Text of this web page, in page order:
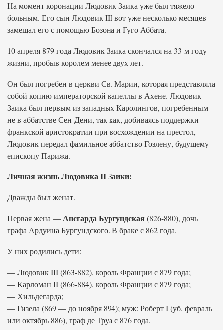
На момент коронации Людовик Заика уже был тяжело
больным. Его сын Людовик III вот уже несколько месяцев
замещал его с помощью Бозона и Гуго Аббата.
10 апреля 879 года Людовик Заика скончался на 33-м году
жизни, пробыв королем менее двух лет.
Он был погребен в церкви Св. Марии, которая представляла
собой копию императорской капеллы в Ахене. Людовик
Заика был первым из западных Каролингов, погребенным
не в аббатстве Сен-Дени, так как, добиваясь поддержки
франкской аристократии при восхождении на престол,
Людовик передал фамильное аббатство Гозлену, будущему
епископу Парижа.
Личная жизнь Людовика II Заики:
Дважды был женат.
Первая жена —Ансгарда Бургундская(826-880), дочь
графа Ардуина Бургундского. В браке с 862 года.
У них родились дети:
— Людовик III (863-882), король Франции с 879 года;
— Карломан II (866-884), король Франции с 879 года;
— Хильдегарда;
— Гизела (869 — до ноября 894); муж: Роберт I (уб. февраль
или октябрь 886), граф де Труа с 876 года.